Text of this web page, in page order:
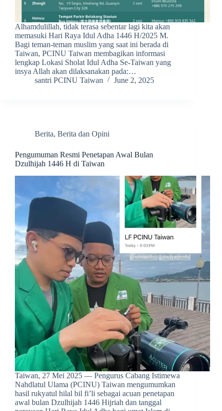
Alhamdulillah, tidak terasa sebentar lagi kita akan
memasuki Hari Raya Idul Adha 1446 H/2025 M.
Bagi teman-teman muslim yang saat ini berada di
Taiwan, PCINU Taiwan membagikan informasi
lengkap Lokasi Sholat Idul Adha Se-Taiwan yang
insya Allah akan dilaksanakan pada:…
santri PCINU Taiwan
June 2, 2025
Berita, Berita dan Opini
Pengumuman Resmi Penetapan Awal Bulan
Dzulhijah 1446 H di Taiwan
Taiwan, 27 Mei 2025 — Pengurus Cabang Istimewa
Nahdlatul Ulama (PCINU) Taiwan mengumumkan
hasil rukyatul hilal bil fi’li sebagai acuan penetapan
awal bulan Dzulhijah 1446 Hijriah dan tanggal